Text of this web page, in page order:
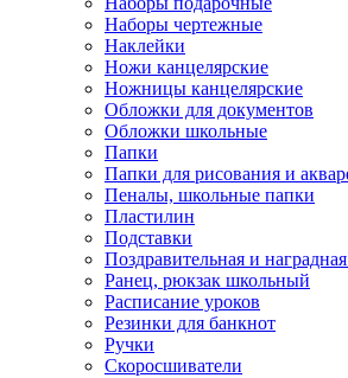
Наборы чертежные
Наклейки
Ножи канцелярские
Ножницы канцелярские
Обложки для документов
Обложки школьные
Папки
Папки для рисования и
Пеналы, школьные папки
Пластилин
Подставки
Поздравительная и
Ранец, рюкзак школьный
Расписание уроков
Резинки для банкнот
Ручки
Скоросшиватели